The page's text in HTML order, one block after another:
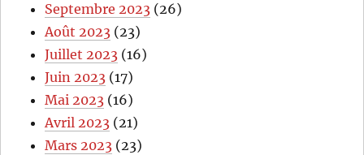
Septembre 2023 (26)
Août 2023 (23)
Juillet 2023 (16)
Juin 2023 (17)
Mai 2023 (16)
Avril 2023 (21)
Mars 2023 (23)